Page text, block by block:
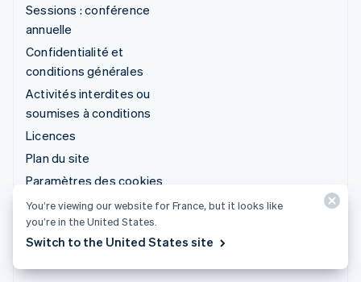
Sessions : conférence
annuelle
Confidentialité et
conditions générales
Activités interdites ou
soumises à conditions
Licences
Plan du site
Paramètres des cookies
Mentions légales
Plus de ressources
You’re viewing our website for France, but it looks like
you’re in the United States.
Switch to the United States site